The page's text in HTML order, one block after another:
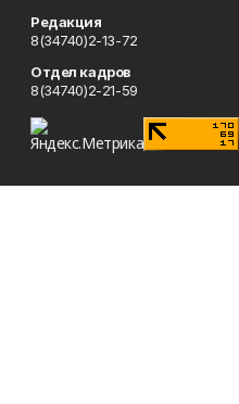
Редакция
8(34740)2-13-72
Отдел кадров
8(34740)2-21-59